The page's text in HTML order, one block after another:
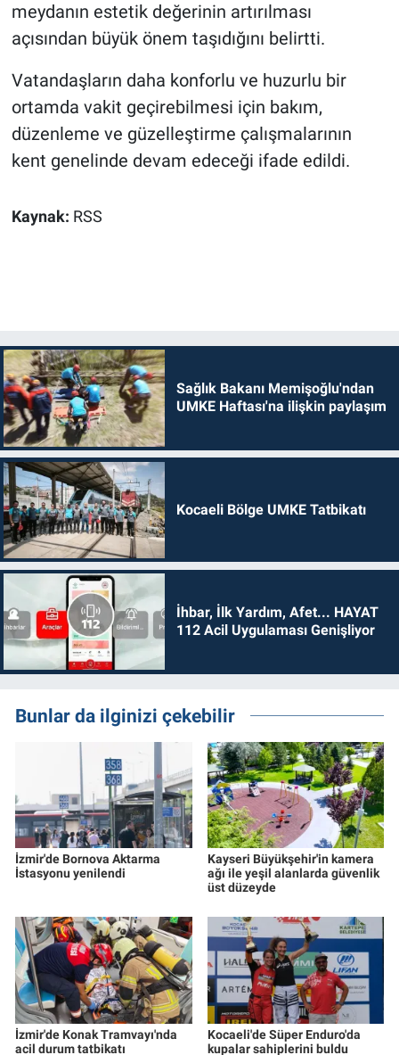
meydanın estetik değerinin artırılması
açısından büyük önem taşıdığını belirtti.
Vatandaşların daha konforlu ve huzurlu bir
ortamda vakit geçirebilmesi için bakım,
düzenleme ve güzelleştirme çalışmalarının
kent genelinde devam edeceği ifade edildi.
Kaynak: RSS
Sağlık Bakanı Memişoğlu'ndan
UMKE Haftası'na ilişkin paylaşım
Kocaeli Bölge UMKE Tatbikatı
İhbar, İlk Yardım, Afet... HAYAT
112 Acil Uygulaması Genişliyor
Bunlar da ilginizi çekebilir
İzmir'de Bornova Aktarma
İstasyonu yenilendi
Kayseri Büyükşehir'in kamera
ağı ile yeşil alanlarda güvenlik
üst düzeyde
İzmir'de Konak Tramvayı'nda
acil durum tatbikatı
Kocaeli'de Süper Enduro'da
kupalar sahiplerini buldu